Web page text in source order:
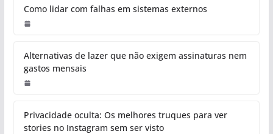
Como lidar com falhas em sistemas externos
Alternativas de lazer que não exigem assinaturas nem
gastos mensais
Privacidade oculta: Os melhores truques para ver
stories no Instagram sem ser visto